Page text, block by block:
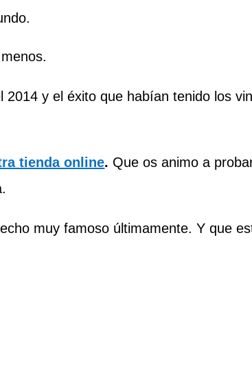
2014 y el éxito que habían tenido los
tienda online. Que os animo a
muy famoso últimamente. Y que